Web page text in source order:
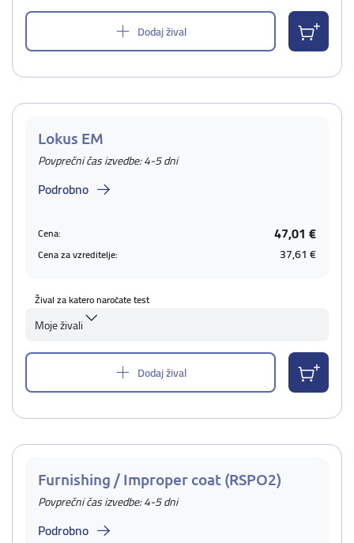
Dodaj žival
Lokus EM
Povprečni čas izvedbe: 4-5 dni
Podrobno
Cena: 47,01 €
Cena za vzreditelje: 37,61 €
Žival za katero naročate test
Moje živali
Dodaj žival
Furnishing / Improper coat (RSPO2)
Povprečni čas izvedbe: 4-5 dni
Podrobno